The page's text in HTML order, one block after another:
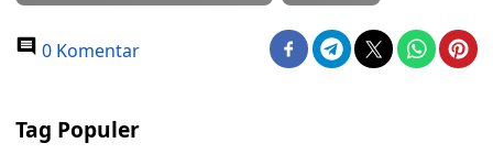
0 Komentar
Tag Populer